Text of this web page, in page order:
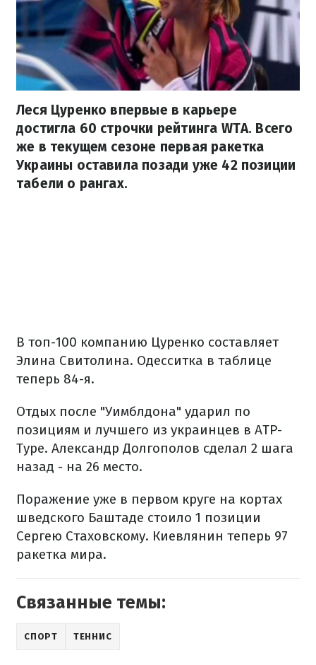
Леся Цуренко впервые в карьере
достигла 60 строчки рейтинга WTA. Всего
же в текущем сезоне первая ракетка
Украины оставила позади уже 42 позиции
табели о рангах.
В топ-100 компанию Цуренко составляет
Элина Свитолина. Одесситка в таблице
теперь 84-я.
Отдых после "Уимблдона" ударил по
позициям и лучшего из украинцев в АТР-
Туре. Александр Долгополов сделал 2 шага
назад - на 26 место.
Поражение уже в первом круге на кортах
шведского Баштаде стоило 1 позиции
Сергею Стаховскому. Киевлянин теперь 97
ракетка мира.
Связанные темы:
СПОРТ ТЕННИС